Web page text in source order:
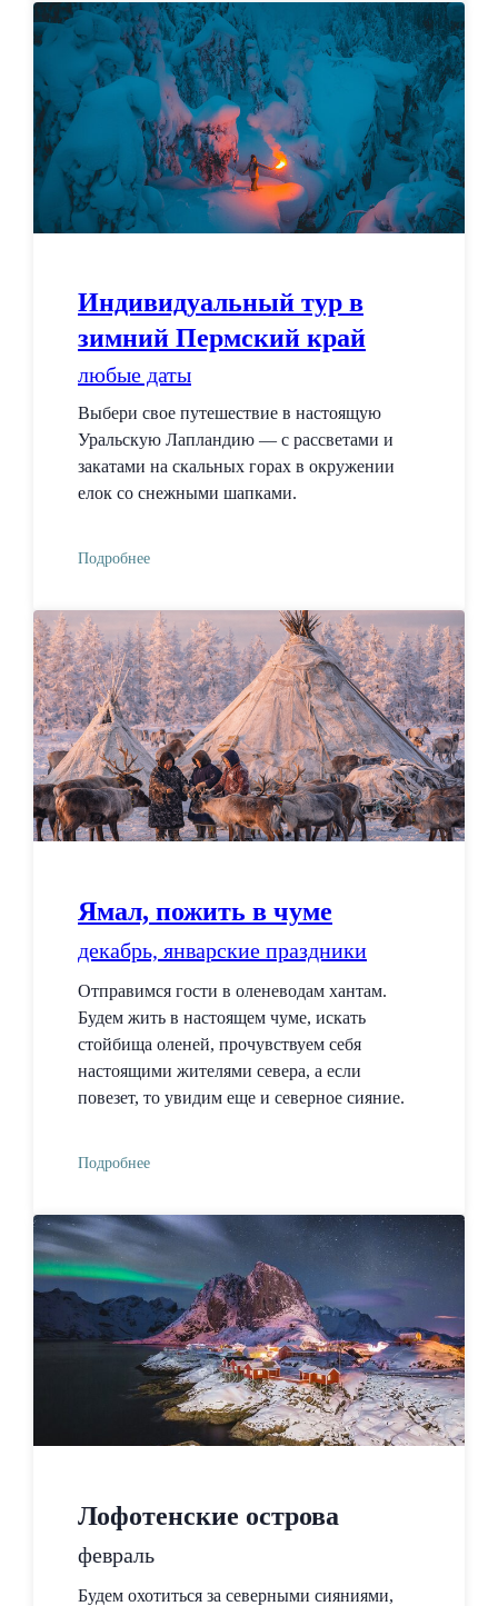
Индивидуальный тур в
зимний Пермский край
любые даты
Выбери свое путешествие в настоящую
Уральскую Лапландию — с рассветами и
закатами на скальных горах в окружении
елок со снежными шапками.
Подробнее
Ямал, пожить в чуме
декабрь, январские праздники
Отправимся гости в оленеводам хантам.
Будем жить в настоящем чуме, искать
стойбища оленей, прочувствуем себя
настоящими жителями севера, а если
повезет, то увидим еще и северное сияние.
Подробнее
Лофотенские острова
февраль
Будем охотиться за северными сияниями,